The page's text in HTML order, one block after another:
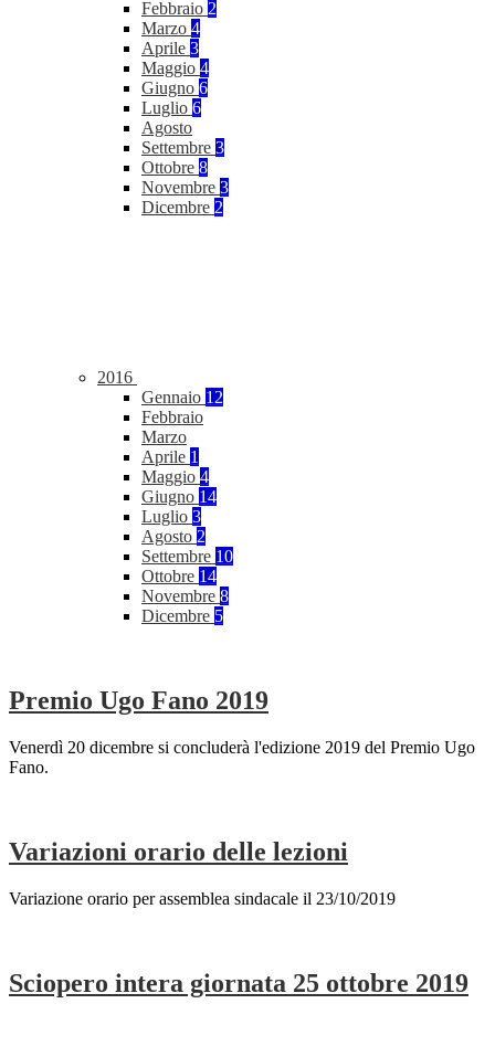
Febbraio 2
Marzo 4
Aprile 3
Maggio 4
Giugno 6
Luglio 6
Agosto
Settembre 3
Ottobre 8
Novembre 3
Dicembre 2
2016
Gennaio 12
Febbraio
Marzo
Aprile 1
Maggio 4
Giugno 14
Luglio 3
Agosto 2
Settembre 10
Ottobre 14
Novembre 8
Dicembre 5
Premio Ugo Fano 2019
Venerdì 20 dicembre si concluderà l'edizione 2019 del Premio Ugo
Fano.
Variazioni orario delle lezioni
Variazione orario per assemblea sindacale il 23/10/2019
Sciopero intera giornata 25 ottobre 2019